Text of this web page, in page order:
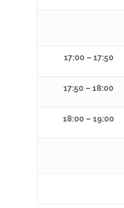
17:00 – 17:50
17:50 – 18:00
18:00 – 19:00